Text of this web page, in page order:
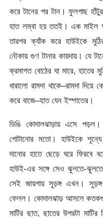
করে টানের পর টান। ফুলগাছ হাঁটুর
হাত লম্বা হয় ততই। এক মাইল
তারপর ক্যাঁক করে হাউইকে
নৌকায় গুণ টানার কায়দায়। যে
ক্রমাগত বোঠের ঘা মারে, হাতের
ধারালো রামদা থাকে–রামদা
করে বাজে–হাত যেন ইস্পাতের।
ডিঙি কোদালঝাড়ায় এসে পড়ল।
গোটানোর মতো। হাউইকে
দানোর হাতে ছেড়ে ঘরে ফিরবে
হাউই-এর সঙ্গে সেও ঝুলতে-
সেই জায়গায় সুড়ঙ্গ এখন।
ফেলল। কোদালঝাড় আসলে
মাটির ছাত, ছাতের উপরটা